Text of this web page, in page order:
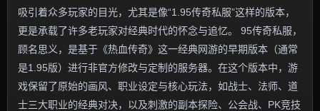
吸引着众多玩家的目光，尤其是像“1.95传奇私服”这样的版本，
更是承载了许多老玩家对经典时代的怀念与追忆。 95传奇私服，
顾名思义，是基于《热血传奇》这一经典网游的早期版本（通常
是1.95版）进行非官方修改与定制的服务器。在这个版本中，游
戏保留了原始的画风、职业设定与核心玩法，如战士、法师、道
士三大职业的经典对决，以及刺激的副本探险、公会战、PK竞技